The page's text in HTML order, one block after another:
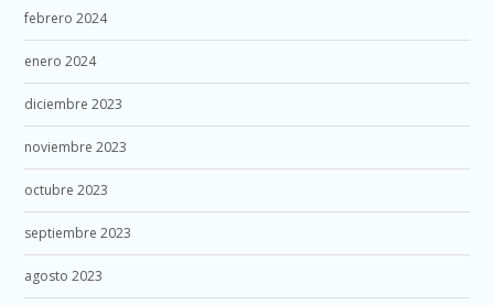
febrero 2024
enero 2024
diciembre 2023
noviembre 2023
octubre 2023
septiembre 2023
agosto 2023